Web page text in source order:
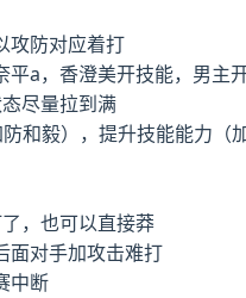
攻防对应着打
a，香澄美开技能，男主
尽量拉到满
和毅），提升技能能力（
，也可以直接莽
面对手加攻击难打
中断